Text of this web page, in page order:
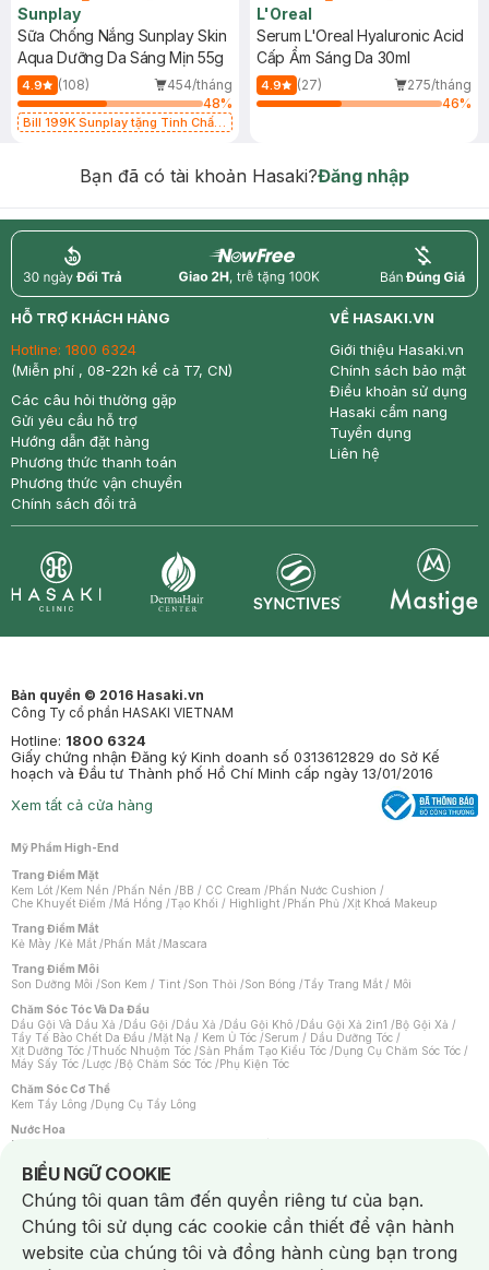
Sunplay
Sữa Chống Nắng Sunplay Skin
Aqua Dưỡng Da Sáng Mịn 55g
4.9 (108)
454/tháng
48%
Bill 199K Sunplay tặng Tinh Chất
L'Oreal
Serum L'Oreal Hyaluronic Acid
Cấp Ẩm Sáng Da 30ml
4.9 (27)
275/tháng
46%
Bạn đã có tài khoản Hasaki?Đăng nhập
return nowfree price
HỖ TRỢ KHÁCH HÀNG
Hotline: 1800 6324
(Miễn phí , 08-22h kể cả T7, CN)
Các câu hỏi thường gặp
Gửi yêu cầu hỗ trợ
Hướng dẫn đặt hàng
Phương thức thanh toán
Phương thức vận chuyển
Chính sách đổi trả
VỀ HASAKI.VN
Giới thiệu Hasaki.vn
Chính sách bảo mật
Điều khoản sử dụng
Hasaki cẩm nang
Tuyển dụng
Liên hệ
Bản quyền © 2016 Hasaki.vn
Công Ty cổ phần HASAKI VIETNAM
Hotline: 1800 6324
Giấy chứng nhận Đăng ký Kinh doanh số 0313612829 do Sở Kế
hoạch và Đầu tư Thành phố Hồ Chí Minh cấp ngày 13/01/2016
Xem tất cả cửa hàng
Mỹ Phẩm High-End
Trang Điểm Mặt
Kem Lót /Kem Nền /Phấn Nền /BB / CC Cream /Phấn Nước Cushion /
Che Khuyết Điểm /Má Hồng /Tạo Khối / Highlight /Phấn Phủ /Xịt Khoá Makeup
Trang Điểm Mắt
Kẻ Mày /Kẻ Mắt /Phấn Mắt /Mascara
Trang Điểm Môi
Son Dưỡng Môi /Son Kem / Tint /Son Thỏi /Son Bóng /Tẩy Trang Mắt / Môi
Chăm Sóc Tóc Và Da Đầu
Dầu Gội Và Dầu Xả /Dầu Gội /Dầu Xả /Dầu Gội Khô /Dầu Gội Xả 2in1 /Bộ Gội Xả /
Tẩy Tế Bào Chết Da Đầu /Mặt Nạ / Kem Ủ Tóc /Serum / Dầu Dưỡng Tóc /
Xịt Dưỡng Tóc /Thuốc Nhuộm Tóc /Sản Phẩm Tạo Kiểu Tóc /Dụng Cụ Chăm Sóc Tóc /
Máy Sấy Tóc /Lược /Bộ Chăm Sóc Tóc /Phụ Kiện Tóc
Chăm Sóc Cơ Thể
Kem Tẩy Lông /Dụng Cụ Tẩy Lông
Nước Hoa
Nước Hoa Nữ
Chăm Sóc Cá Nhân
Chống Muỗi /Khẩu Trang /Máy Massage/Mặt Nạ Xông Hơi /Nước Rửa Tay/
Sản Phẩm Chăm Sóc Khác /Bàn Chải Đánh Răng /Bàn Chải Điện/
Hỗ Trợ Trắng Răng/Kem Đánh Răng /Máy Tăm Nước/ Nước Súc Miệng/
Tăm / Chỉ Nha Khoa/ Xịt Thơm Miệng / Dung Dịch Vệ Sinh/Dưỡng Vùng Kín/
Khăn Ướt Vệ Sinh Vùng Kín/Băng Vệ Sinh/Tampon/Bọt Cạo Râu /Dao Cạo Râu/
Máy Cạo Râu
BIỂU NGỮ COOKIE
Notice about cookies usage
Chúng tôi quan tâm đến quyền riêng tư của bạn.
Chúng tôi sử dụng các cookie cần thiết để vận hành
website của chúng tôi và đồng hành cùng bạn trong